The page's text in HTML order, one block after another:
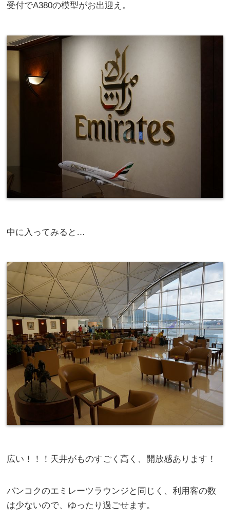
受付でA380の模型がお出迎え。
中に入ってみると…
広い！！！天井がものすごく高く、開放感あります！
バンコクのエミレーツラウンジと同じく、利用客の数
は少ないので、ゆったり過ごせます。